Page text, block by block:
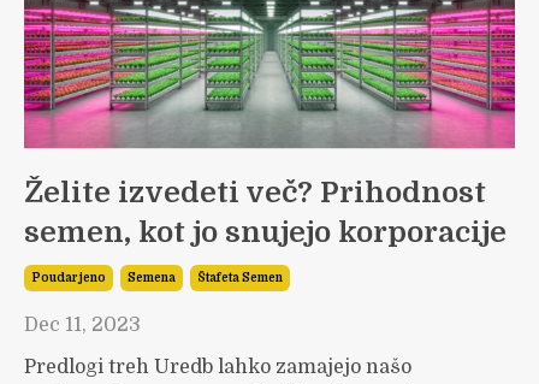
Želite izvedeti več? Prihodnost
semen, kot jo snujejo korporacije
Poudarjeno Semena Štafeta Semen
Dec 11, 2023
Predlogi treh Uredb lahko zamajejo našo